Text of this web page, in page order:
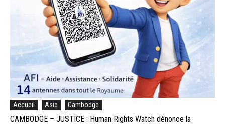
Accueil Asie Cambodge
CAMBODGE – JUSTICE : Human Rights Watch dénonce la